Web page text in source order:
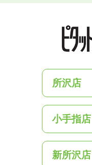
所沢店
小手指店
新所沢店